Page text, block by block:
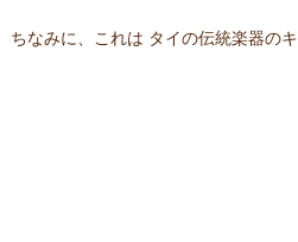
ちなみに、これは タイの伝統楽器の